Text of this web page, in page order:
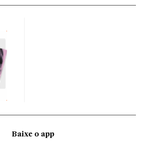
Baixe o app